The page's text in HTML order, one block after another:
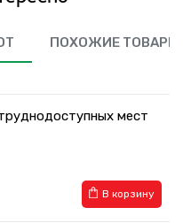
ПОХОЖИЕ ТОВАРЫ
мест
В корзину